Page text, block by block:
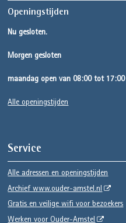
Openingstijden
Nu gesloten.
Morgen gesloten
maandag open van 08:00 tot 17:00
Alle openingstijden
Service
Alle adressen en openingstijden
Archief www.ouder-amstel.nl
Gratis en veilige wifi voor bezoekers
Werken voor Ouder-Amstel